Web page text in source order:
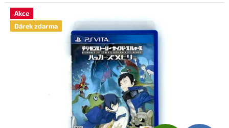
Akce
Dárek zdarma